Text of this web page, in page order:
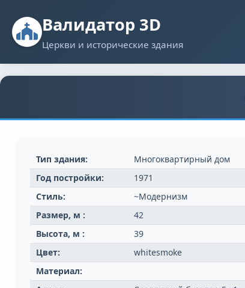
Валидатор 3D
Церкви и исторические здания
Тип здания:
Многоквартирный дом
Год постройки:
1971
Стиль:
~Модернизм
Размер, м :
42
Высота, м :
39
Цвет:
whitesmoke
Материал: